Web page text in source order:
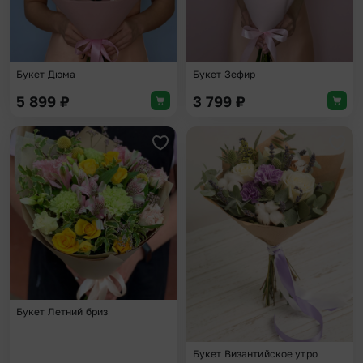
Букет Дюма
5 899 ₽
Букет Зефир
3 799 ₽
Добавить в избранное
Букет Летний бриз
Букет Византийское утро